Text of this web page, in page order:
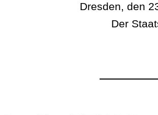
Dresden, den
Der